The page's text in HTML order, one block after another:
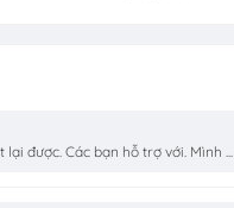
lại được. Các bạn hỗ trợ với. Mình ...